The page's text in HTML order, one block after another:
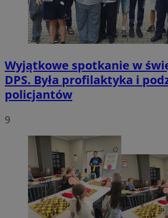
Wyjątkowe spotkanie w
DPS. Była profilaktyka i
policjantów
9